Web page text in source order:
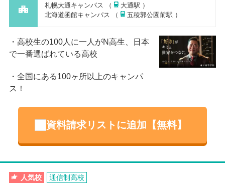
札幌大通キャンパス （
大通駅 ）
北海道函館キャンパス （
五稜郭公園前駅 ）
高校生の100人に一人がN高生、日本
で一番選ばれている高校
全国にある100ヶ所以上のキャンパ
ス！
資料請求リストに追加【無料】
人気校 通信制高校